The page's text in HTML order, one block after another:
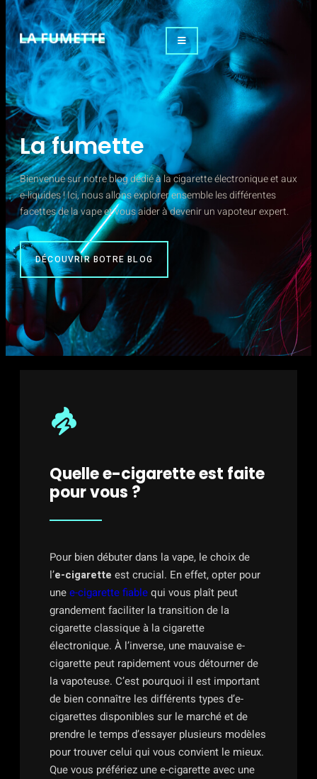
La fumette
Bienvenue sur notre blog dédié à la cigarette électronique et aux
e-liquides ! Ici, nous allons explorer ensemble les différentes
facettes de la vape et vous aider à devenir un vapoteur expert.
DÉCOUVRIR BOTRE BLOG
Quelle e-cigarette est faite
pour vous ?
Pour bien débuter dans la vape, le choix de
l’e-cigarette est crucial. En effet, opter pour
unee-cigarette fiablequi vous plaît peut
grandement faciliter la transition de la
cigarette classique à la cigarette
électronique. À l’inverse, une mauvaise e-
cigarette peut rapidement vous détourner de
la vapoteuse. C’est pourquoi il est important
de bien connaître les différents types d’e-
cigarettes disponibles sur le marché et de
prendre le temps d’essayer plusieurs modèles
pour trouver celui qui vous convient le mieux.
Que vous préfériez une e-cigarette avec une